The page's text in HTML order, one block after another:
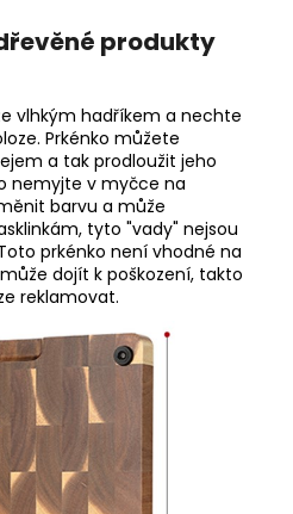
produkty
vlhkým hadříkem a nechte
Prkénko můžete
a tak prodloužit jeho
nemyjte v myčce na
barvu a může
tyto "vady" nejsou
prkénko není vhodné na
dojít k poškození, takto
reklamovat.